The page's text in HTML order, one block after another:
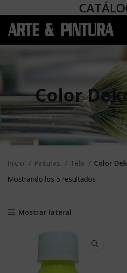
Color
Inicio Pinturas Tela
Color
Mostrando los 5 resultados
Mostrar lateral